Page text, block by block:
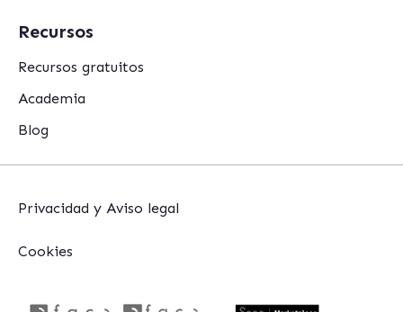
Recursos
Recursos gratuitos
Academia
Blog
Privacidad y Aviso legal
Cookies